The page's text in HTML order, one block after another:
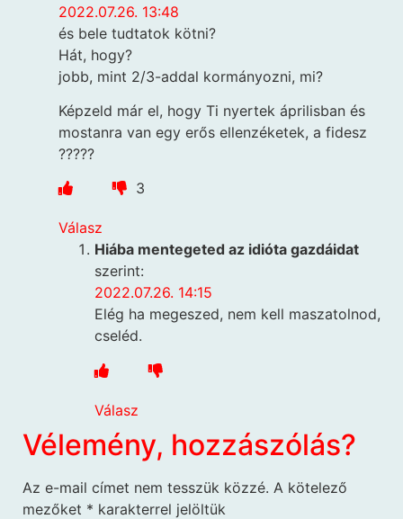
2022.07.26. 13:48
és bele tudtatok kötni?
Hát, hogy?
jobb, mint 2/3-addal kormányozni, mi?
Képzeld már el, hogy Ti nyertek áprilisban és
mostanra van egy erős ellenzéketek, a fidesz
?????
3
Válasz
Hiába mentegeted az idióta gazdáidat
szerint:
2022.07.26. 14:15
Elég ha megeszed, nem kell maszatolnod,
cseléd.
Válasz
Vélemény, hozzászólás?
Az e-mail címet nem tesszük közzé. A kötelező
mezőket * karakterrel jelöltük